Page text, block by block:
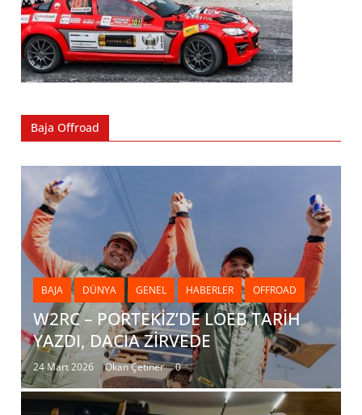
Baja Offroad
BAJA DÜNYA GENEL HABERLER OFFROAD
W2RC – PORTEKİZ’DE LOEB TARİH
YAZDI, DACIA ZİRVEDE
24 Mart 2026 Okan Çetiner 0